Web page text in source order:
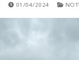
FAPERON
01/04/2024